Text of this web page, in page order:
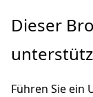
Zu
wechseln
Dieser
Führen Sie ein